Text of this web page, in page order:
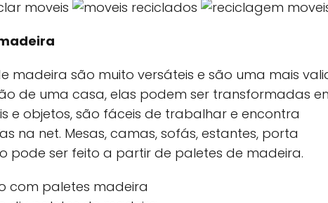
madeira são muito versáteis e são uma mais
de uma casa, elas podem ser transformadas
e objetos, são fáceis de trabalhar e encontra
na net. Mesas, camas, sofás, estantes, porta
pode ser feito a partir de paletes de madeira.